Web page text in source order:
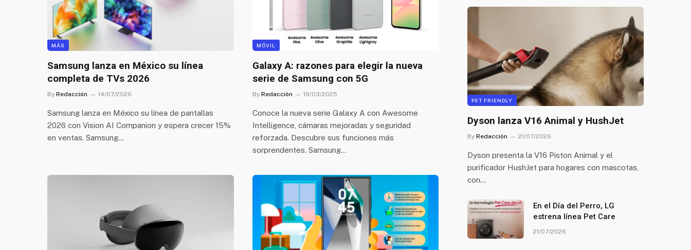
MÁS
Samsung lanza en México su línea
completa de TVs 2026
By Redacción 14/07/2026
Samsung lanza en México su línea de pantallas
2026 con Vision AI Companion y espera crecer 15%
en ventas. Samsung…
MÓVIL
Galaxy A: razones para elegir la nueva
serie de Samsung con 5G
By Redacción 19/03/2025
Conoce la nueva serie Galaxy A con Awesome
Intelligence, cámaras mejoradas y seguridad
reforzada. Descubre sus funciones más
sorprendentes. Samsung…
PET FRIENDLY
Dyson lanza V16 Animal y HushJet
By Redacción 21/07/2026
Dyson presenta la V16 Piston Animal y el
purificador HushJet para hogares con mascotas,
con…
En el Día del Perro, LG
estrena línea Pet Care
21/07/2026